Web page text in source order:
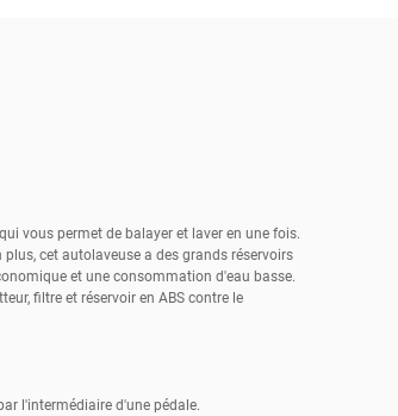
vous permet de balayer et laver en une fois.
cet autolaveuse a des grands réservoirs
et une consommation d'eau basse.
filtre et réservoir en ABS contre le
l'intermédiaire d'une pédale.